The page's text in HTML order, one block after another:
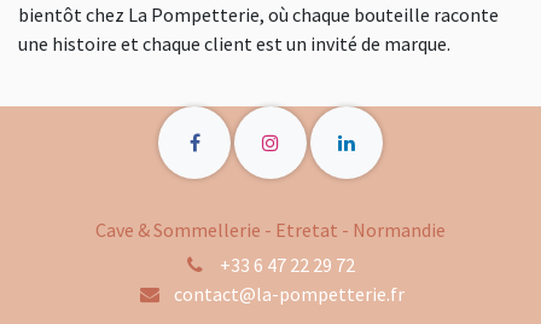
bientôt chez La Pompetterie, où chaque bouteille raconte
une histoire et chaque client est un invité de marque.
Cave & Sommellerie - Etretat - Normandie
+33 6 47 22 29 72
contact@la-pompetterie.fr